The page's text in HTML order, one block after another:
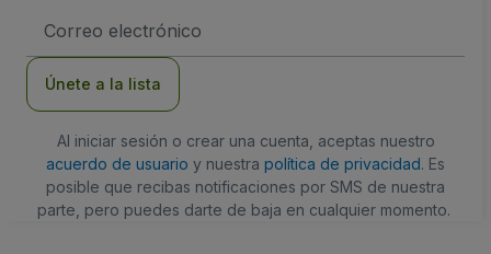
de
Únete a la lista
Al iniciar sesión o crear una cuenta, aceptas nuestro
acuerdo de usuario y nuestra política de privacidad. Es
posible que recibas notificaciones por SMS de nuestra
parte, pero puedes darte de baja en cualquier momento.